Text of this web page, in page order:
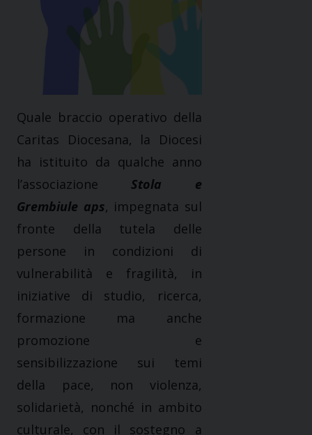
Quale braccio operativo della
Caritas Diocesana, la Diocesi
ha istituito da qualche anno
l’associazione Stola e
Grembiule aps, impegnata sul
fronte della tutela delle
persone in condizioni di
vulnerabilità e fragilità, in
iniziative di studio, ricerca,
formazione ma anche
promozione e
sensibilizzazione sui temi
della pace, non violenza,
solidarietà, nonché in ambito
culturale, con il sostegno a